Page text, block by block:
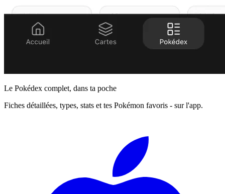
Le Pokédex complet, dans ta poche
Fiches détaillées, types, stats et tes Pokémon favoris - sur l'app.